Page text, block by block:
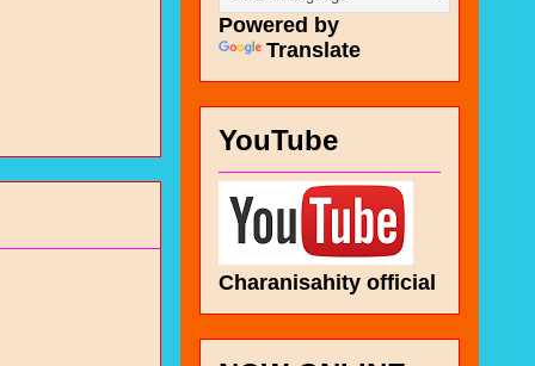
Powered by
Translate
YouTube
Charanisahity official